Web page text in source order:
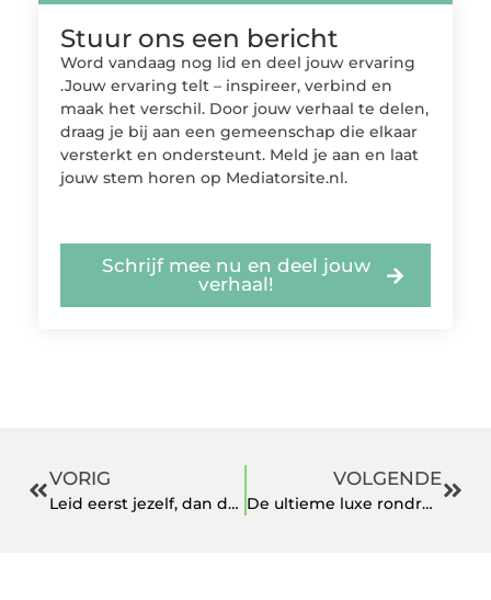
Stuur ons een bericht
Word vandaag nog lid en deel jouw ervaring
.Jouw ervaring telt – inspireer, verbind en
maak het verschil. Door jouw verhaal te delen,
draag je bij aan een gemeenschap die elkaar
versterkt en ondersteunt. Meld je aan en laat
jouw stem horen op Mediatorsite.nl.
Schrijf mee nu en deel jouw
verhaal!
VORIG
Leid eerst jezelf, dan de ander
VOLGENDE
De ultieme luxe rondreis door Vietnam